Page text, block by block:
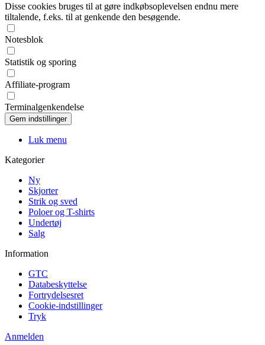
Disse cookies bruges til at gøre indkøbsoplevelsen endnu mere
tiltalende, f.eks. til at genkende den besøgende.
Notesblok
Statistik og sporing
Affiliate-program
Terminalgenkendelse
Luk menu
Kategorier
Ny
Skjorter
Strik og sved
Poloer og T-shirts
Undertøj
Salg
Information
GTC
Databeskyttelse
Fortrydelsesret
Cookie-indstillinger
Tryk
Anmelden